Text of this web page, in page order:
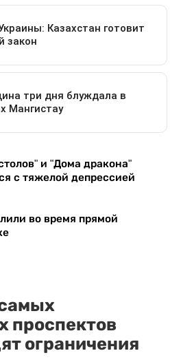
и "Дома дракона"
с тяжелой депрессией
во время прямой
проспектов
ограничения